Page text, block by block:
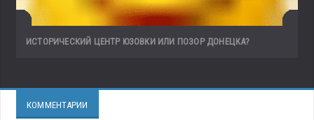
ИСТОРИЧЕСКИЙ ЦЕНТР ЮЗОВКИ ИЛИ ПОЗОР ДОНЕЦКА?
КОММЕНТАРИИ